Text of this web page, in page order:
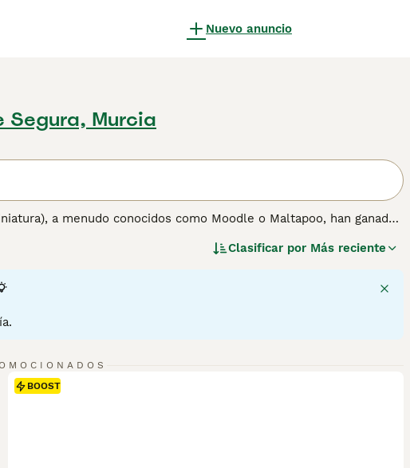
Nuevo anuncio
Segura, Murcia
a menudo conocidos como Moodle o Maltapoo, han ganado
estos tonos. Los Maltipoos tienen un pelaje rizado o desordenado,
en apartamentos, estos perros se ajustan con facilidad a
y disposición sociable. Sobresalen en formar fuertes lazos con
mascotas. Lee nuestra página de consejos de compra de
Clasificar por Más reciente
BOOST